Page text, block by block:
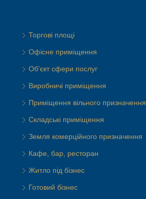
Торгові площі
Офісне приміщення
Об'єкт сфери послуг
Виробничі приміщення
Приміщення вільного призначення
Складські приміщення
Земля комерційного призначення
Кафе, бар, ресторан
Житло під бізнес
Готовий бізнес